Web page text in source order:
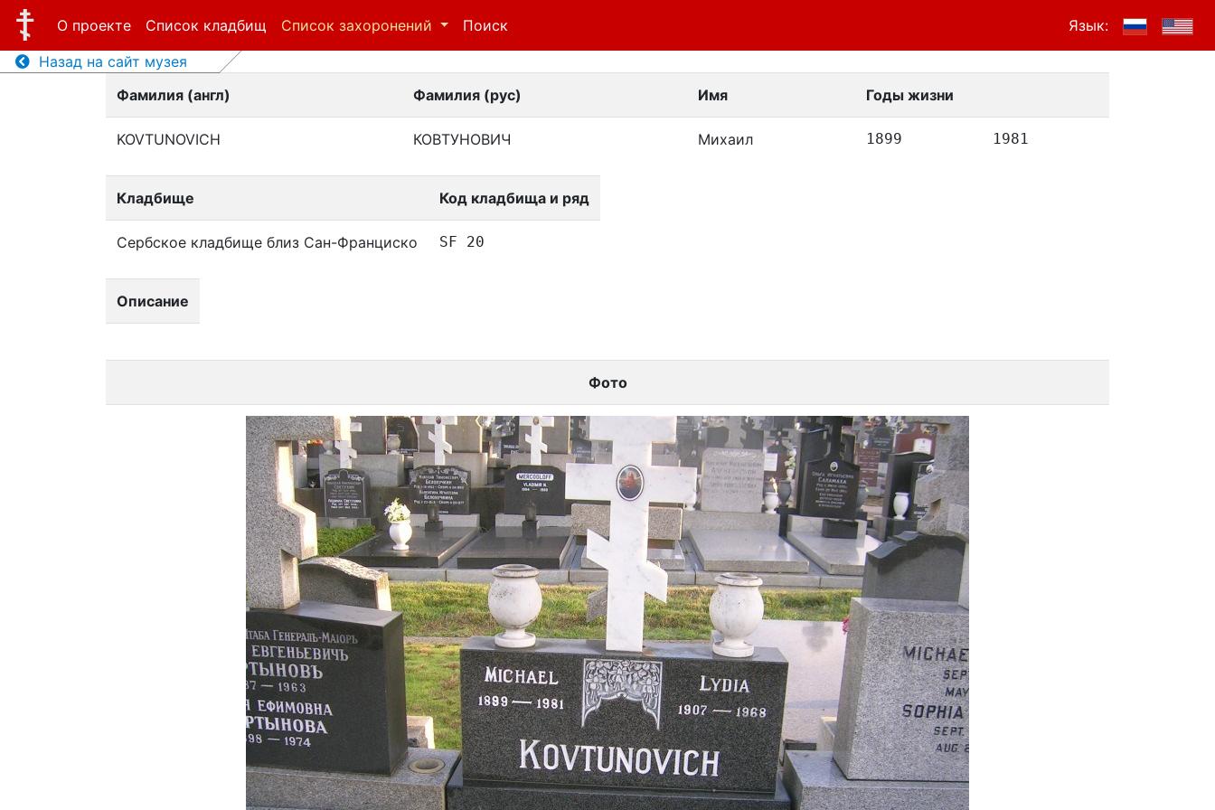
О проекте Список кладбищ Список захоронений Поиск
Язык:
Назад на сайт музея
Фамилия (англ)
Фамилия (рус) Имя Годы жизни
KOVTUNOVICH КОВТУНОВИЧ Михаил 1899 1981
Кладбище Код кладбища и ряд
Сербское кладбище близ Сан-Франциско SF 20
Описание
Фото